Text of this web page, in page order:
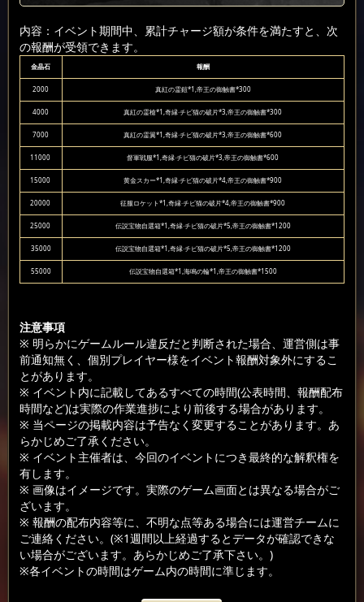
内容：イベント期間中、累計チャージ額が条件を満たすと、次
の報酬が受領できます。
金晶石 報酬
2000 真紅の霊鎧*1,帝王の御触書*300
4000 真紅の霊槍*1,奇縁·チビ猫の破片*3,帝王の御触書*300
7000 真紅の霊翼*1,奇縁·チビ猫の破片*3,帝王の御触書*600
11000 督軍戦服*1,奇縁·チビ猫の破片*3,帝王の御触書*600
15000 黄金スカー*1,奇縁·チビ猫の破片*4,帝王の御触書*900
20000 征服ロケット*1,奇縁·チビ猫の破片*4,帝王の御触書*900
25000 伝説宝物自選箱*1,奇縁·チビ猫の破片*5,帝王の御触書*1200
35000 伝説宝物自選箱*1,奇縁·チビ猫の破片*5,帝王の御触書*1200
55000 伝説宝物自選箱*1,海鳴の輪*1,帝王の御触書*1500
注意事項
※ 明らかにゲームルール違反だと判断された場合、運営側は事
前通知無く、個別プレイヤー様をイベント報酬対象外にするこ
とがあります。
※ イベント内に記載してあるすべての時間(公表時間、報酬配布
時間など)は実際の作業進捗により前後する場合があります。
※ 当ページの掲載内容は予告なく変更することがあります。あ
らかじめご了承ください。
※ イベント主催者は、今回のイベントにつき最終的な解釈権を
有します。
※ 画像はイメージです。実際のゲーム画面とは異なる場合がご
ざいます。
※ 報酬の配布内容等に、不明な点等ある場合には運営チームに
ご連絡ください。(※1週間以上経過するとデータが確認できな
い場合がございます。あらかじめご了承下さい。)
※各イベントの時間はゲーム内の時間に準じます。